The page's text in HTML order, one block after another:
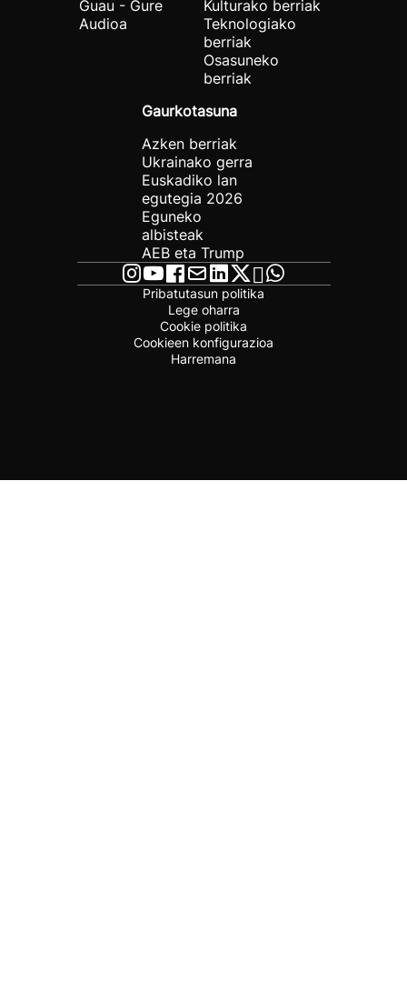
Guau - Gure
Audioa
Kulturako berriak
Teknologiako
berriak
Osasuneko
berriak
Gaurkotasuna
Azken berriak
Ukrainako gerra
Euskadiko lan
egutegia 2026
Eguneko
albisteak
AEB eta Trump
Pribatutasun politika
Lege oharra
Cookie politika
Cookieen konfigurazioa
Harremana